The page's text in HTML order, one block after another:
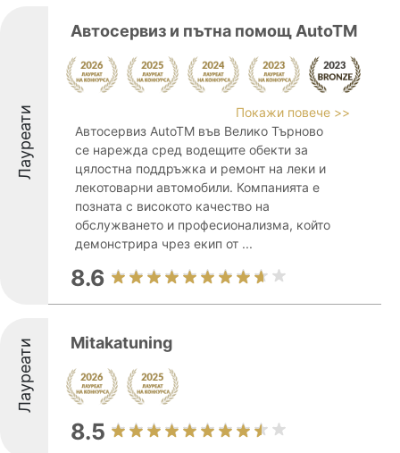
Лауреати
Автосервиз и пътна помощ AutoTM
Покажи повече >>
Автосервиз AutoTM във Велико Търново
се нарежда сред водещите обекти за
цялостна поддръжка и ремонт на леки и
лекотоварни автомобили. Компанията е
позната с високото качество на
обслужването и професионализма, който
демонстрира чрез екип от ...
8.6
Лауреати Mitakatuning
8.5